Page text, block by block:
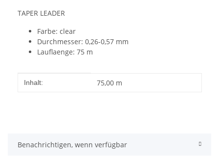
TAPER LEADER
Farbe: clear
Durchmesser: 0,26-0,57 mm
Lauflaenge: 75 m
Produkteigenschaft
Wert
Inhalt: 75,00 m
Benachrichtigen, wenn verfügbar